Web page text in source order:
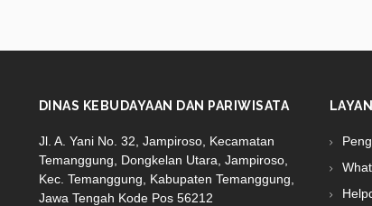
DINAS KEBUDAYAAN DAN PARIWISATA
Jl. A. Yani No. 32, Jampiroso, Kecamatan
Temanggung, Dongkelan Utara, Jampiroso,
Kec. Temanggung, Kabupaten Temanggung,
Jawa Tengah Kode Pos 56212